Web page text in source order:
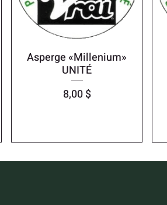
Asperge «Millenium»
UNITÉ
Prix
8,00 $